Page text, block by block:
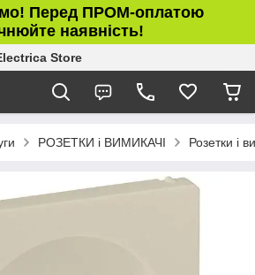
Перед ПРОМ-оплатою
наявність!
Store
РОЗЕТКИ і ВИМИКАЧІ Розетки і